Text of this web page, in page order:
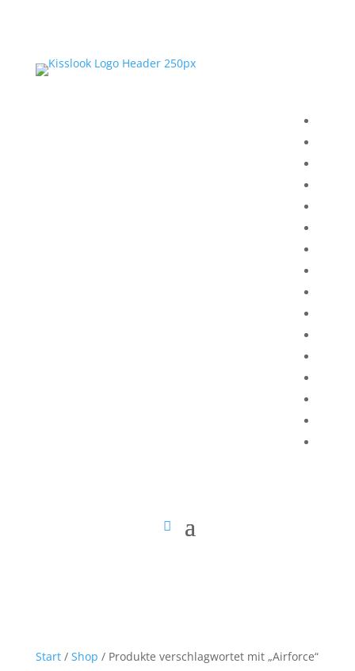
Start/ Shop / Produkte verschlagwortet mit „Airforce“